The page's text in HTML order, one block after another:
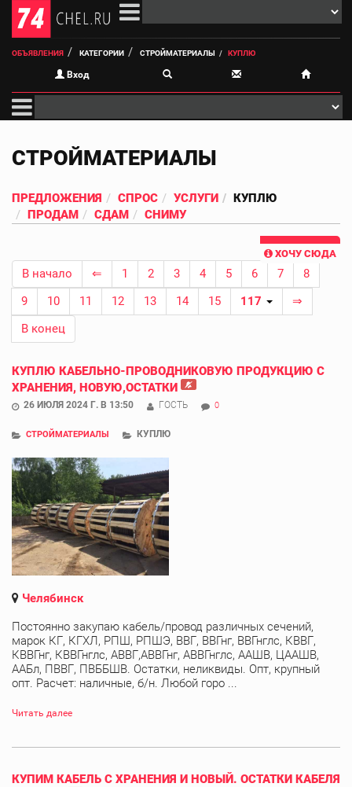
ОБЪЯВЛЕНИЯ КАТЕГОРИИ СТРОЙМАТЕРИАЛЫ КУПЛЮ
Вход
СТРОЙМАТЕРИАЛЫ
ПРЕДЛОЖЕНИЯ СПРОС УСЛУГИ
КУПЛЮ
ПРОДАМ
СДАМ СНИМУ
ХОЧУ СЮДА
В начало ⇐ 1 2 3 4 5 6 7
8
9
10 11 12 13 14 15 117
⇒
В конец
КУПЛЮ КАБЕЛЬНО-ПРОВОДНИКОВУЮ ПРОДУКЦИЮ С
ХРАНЕНИЯ, НОВУЮ,ОСТАТКИ
26 ИЮЛЯ 2024 Г. В 13:50 ГОСТЬ 0
СТРОЙМАТЕРИАЛЫ КУПЛЮ
Челябинск
Постоянно закупаю кабель/провод различных сечений,
марок КГ, КГХЛ, РПШ, РПШЭ, ВВГ, ВВГнг, ВВГнглс, КВВГ,
КВВГнг, КВВГнглс, АВВГ,АВВГнг, АВВГнглс, ААШВ, ЦААШВ,
ААБл, ПВВГ, ПВББШВ. Остатки, неликвиды. Опт, крупный
опт. Расчет: наличные, б/н. Любой горо ...
Читать далее
КУПИМ КАБЕЛЬ С ХРАНЕНИЯ И НОВЫЙ. ОСТАТКИ КАБЕЛЯ